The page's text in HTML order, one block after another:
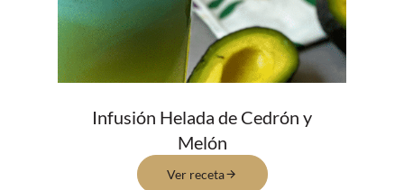
Infusión Helada de Cedrón y
Melón
Ver receta